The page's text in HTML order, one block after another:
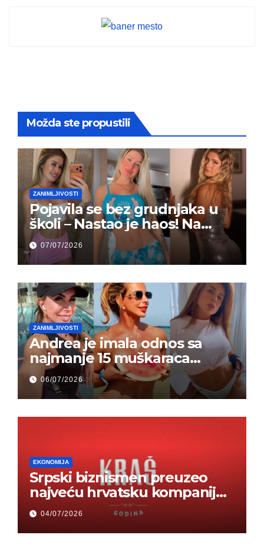
Možda ste propustili
ZANIMLJIVOSTI
Pojavila se bez grudnjaka u
školi – Nastao je haos! Na
grupi je majke napale (FOTO)
07/07/2026
ZANIMLJIVOSTI
Andrea je imala odnos sa
najmanje 15 muškaraca
odjednom – „Doktor mi je
rekao…“ (FOTO)
06/07/2026
EKONOMIJA
Srpski biznismen preuzeo
najveću hrvatsku kompaniju i
ponos zemlje – Hrvati ne
mogu da veruju
04/07/2026